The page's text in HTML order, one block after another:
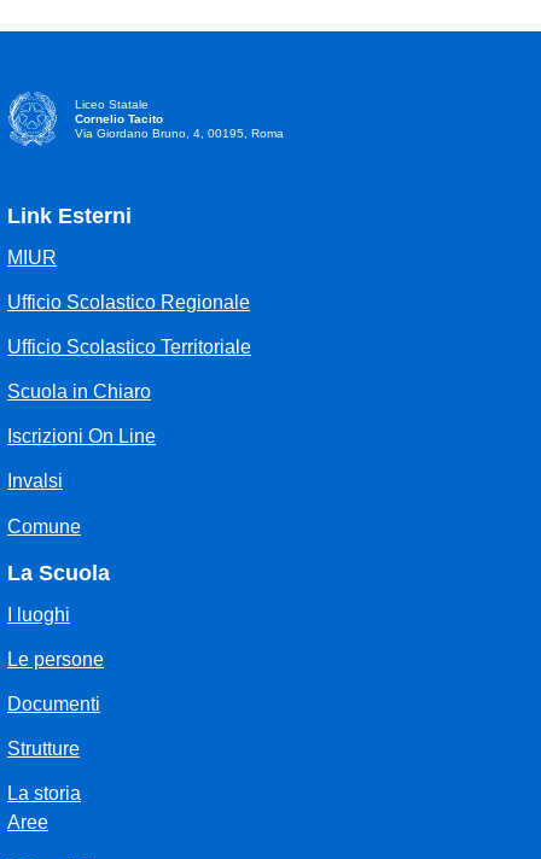
Liceo Statale
Cornelio Tacito
Via Giordano Bruno, 4, 00195, Roma
Link Esterni
MIUR
Ufficio Scolastico Regionale
Ufficio Scolastico Territoriale
Scuola in Chiaro
Iscrizioni On Line
Invalsi
Comune
La Scuola
I luoghi
Le persone
Documenti
Strutture
La storia
Aree